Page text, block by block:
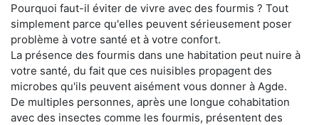
Pourquoi faut-il éviter de vivre avec des fourmis ? Tout
simplement parce qu'elles peuvent sérieusement poser
problème à votre santé et à votre confort.
La présence des fourmis dans une habitation peut nuire à
votre santé, du fait que ces nuisibles propagent des
microbes qu'ils peuvent aisément vous donner à Agde.
De multiples personnes, après une longue cohabitation
avec des insectes comme les fourmis, présentent des